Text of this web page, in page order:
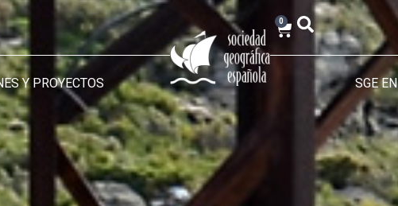
Y PROYECTOS
0
SGE